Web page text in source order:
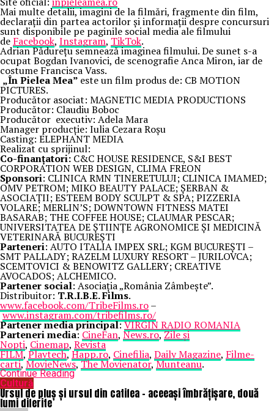
Mai multe detalii, imagini de la filmări, fragmente din film,
declarații din partea actorilor și informații despre concursuri
sunt disponibile pe paginile social media ale filmului
de Facebook, Instagram, TikTok.
Adrian Pădurețu semnează imaginea filmului. De sunet s-a
ocupat Bogdan Ivanovici, de scenografie Anca Miron, iar de
costume Francisca Vass.
„În Pielea Mea” este un film produs de: CB MOTION
PICTURES.
Producător asociat: MAGNETIC MEDIA PRODUCTIONS
Producător: Claudiu Boboc
Producător executiv: Adela Mara
Manager producție: Iulia Cezara Roșu
Casting: ELEPHANT MEDIA
Realizat cu sprijinul:
Co-finanțatori: C&C HOUSE RESIDENCE, S&I BEST
CORPORATION WEB DESIGN, CLIMA FREON
Sponsori: CLINICA RMN TINERETULUI; CLINICA IMAMED;
OMV PETROM; MIKO BEAUTY PALACE; ȘERBAN &
ASOCIAȚII; ESTEEM BODY SCULPT & SPA; PIZZERIA
VOLARE; MERLIN’S; DOWNTOWN FITNESS MATEI
BASARAB; THE COFFEE HOUSE; CLAUMAR PESCAR;
UNIVERSITATEA DE ȘTIINȚE AGRONOMICE ȘI MEDICINĂ
VETERINARĂ BUCUREȘTI
Parteneri: AUTO ITALIA IMPEX SRL; KGM BUCUREȘTI –
SMT PALLADY; RAZELM LUXURY RESORT – JURILOVCA;
SCEMTOVICI & BENOWITZ GALLERY; CREATIVE
AVOCADOS; ALCHEMICO.
Partener social: Asociația „România Zâmbește”.
Distribuitor: T.R.I.B.E. Films.
www.facebook.com/TribeFilms.ro–
www.instagram.com/tribefilms.ro/
Partener media principal:VIRGIN RADIO ROMANIA
Parteneri media: CineFan, News.ro,Zile și
Nopți, Cinemap, Revista
FILM,Playtech,Happ.ro, Cinefilia, Daily Magazine, Filme-
carti,MovieNews,The Movienator,Munteanu.
Continue Reading
Cultură
Ursul de pluș și ursul din catifea – aceeași îmbrățișare, două
lumi diferite